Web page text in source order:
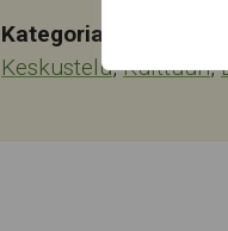
Kategoriat:
Keskustelu,Kulttuuri,